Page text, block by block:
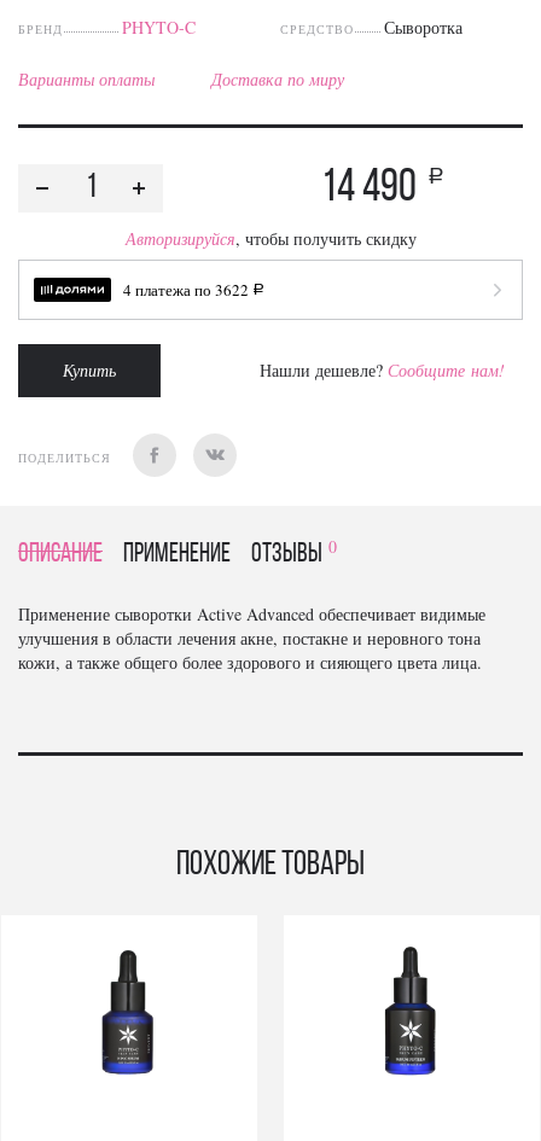
БРЕНД PHYTO-C СРЕДСТВО Сыворотка
Варианты оплаты Доставка по миру
14 490 a
Авторизируйся, чтобы получить скидку
4 платежа по 3622 a
Купить Нашли дешевле? Сообщите нам!
ПОДЕЛИТЬСЯ
Описание Применение отзывы 0
Применение сыворотки Active Advanced обеспечивает видимые
улучшения в области лечения акне, постакне и неровного тона
кожи, а также общего более здорового и сияющего цвета лица.
Похожие товары